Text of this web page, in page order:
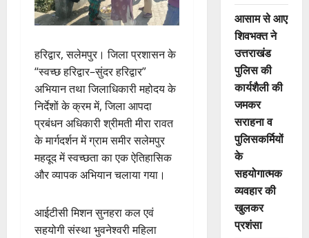
हरिद्वार, सलेमपुर। जिला प्रशासन के
“स्वच्छ हरिद्वार–सुंदर हरिद्वार”
अभियान तथा जिलाधिकारी महोदय के
निर्देशों के क्रम में, जिला आपदा
प्रबंधन अधिकारी श्रीमती मीरा रावत
के मार्गदर्शन में ग्राम समीर सलेमपुर
महदूद में स्वच्छता का एक ऐतिहासिक
और व्यापक अभियान चलाया गया।
आईटीसी मिशन सुनहरा कल एवं
सहयोगी संस्था भुवनेश्वरी महिला
आसाम से आए
शिवभक्त ने
उत्तराखंड
पुलिस की
कार्यशैली की
जमकर
सराहना व
पुलिसकर्मियों
के
सहयोगात्मक
व्यवहार की
खुलकर
प्रशंसा